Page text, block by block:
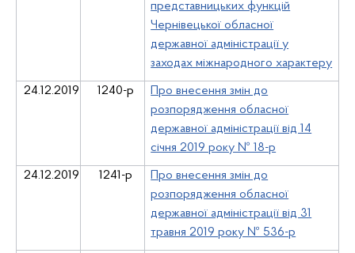
представницьких функцій
Чернівецької обласної
державної адміністрації у
заходах міжнародного характеру
24.12.2019 1240-р
Про внесення змін до
розпорядження обласної
державної адміністрації від 14
січня 2019 року № 18-р
24.12.2019 1241-р
Про внесення змін до
розпорядження обласної
державної адміністрації від 31
травня 2019 року № 536-р